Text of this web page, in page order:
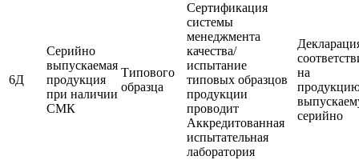
6Д
Серийно
выпускаемая
продукция
при наличии
СМК
Типового
образца
Сертификация
системы
менеджмента
качества/
испытание
типовых образцов
продукции
проводит
Аккредитованная
испытательная
лаборатория
на
серийно